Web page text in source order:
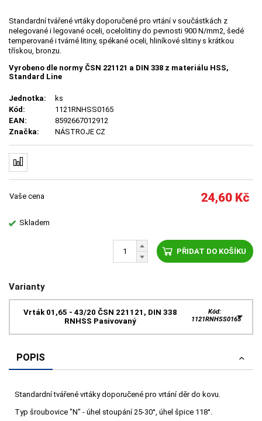
Standardní tvářené vrtáky doporučené pro vrtání v součástkách z
nelegované i legované oceli, ocelolitiny do pevnosti 900 N/mm2, šedé
temperované i tvárné litiny, spékané oceli, hliníkové slitiny s krátkou
třískou, bronzu.
Vyrobeno dle normy ČSN 221121 a DIN 338 z materiálu HSS,
Standard Line
Jednotka:
ks
Kód:
1121RNHSS0165
EAN:
8592667012912
Značka:
NÁSTROJE CZ
Vaše cena 24,60 Kč
Skladem
PŘIDAT DO KOŠÍKU
Varianty
Vrták 01,65 - 43/20 ČSN 221121, DIN 338
RNHSS Pasivovaný
Kód:
1121RNHSS0165
POPIS
Standardní tvářené vrtáky doporučené pro vrtání děr do kovu.
Typ šroubovice "N" - úhel stoupání 25-30°, úhel špice 118°.